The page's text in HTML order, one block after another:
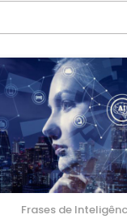
Frases de